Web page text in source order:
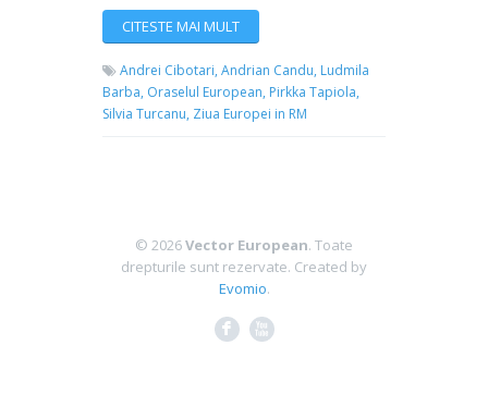
CITESTE MAI MULT
Andrei Cibotari, Andrian Candu, Ludmila
Barba, Oraselul European, Pirkka Tapiola,
Silvia Turcanu, Ziua Europei in RM
© 2026Vector European. Toate
drepturile sunt rezervate. Created by
Evomio.
F X